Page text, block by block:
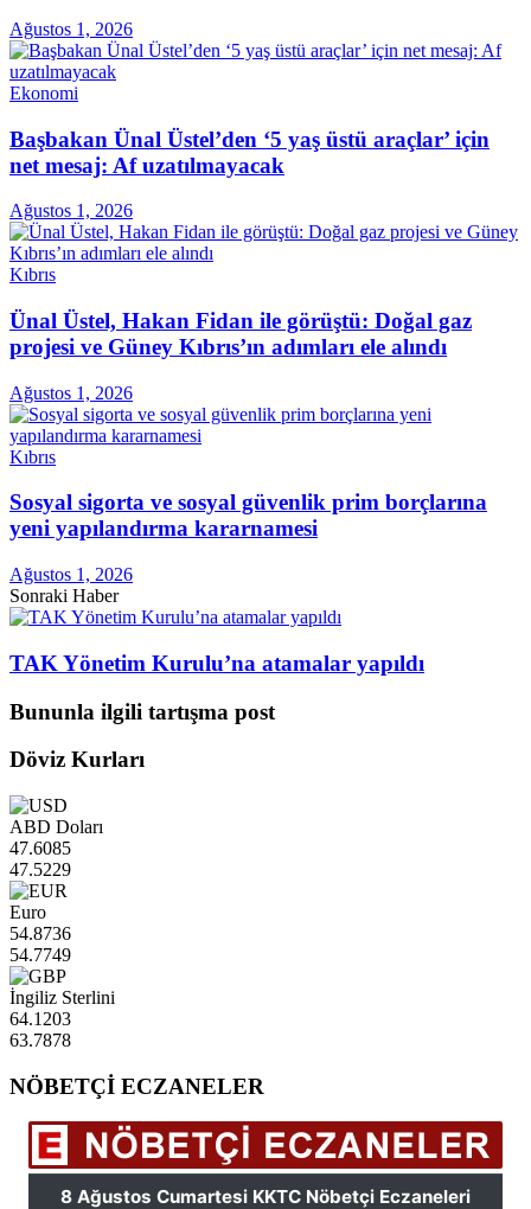
Ağustos 1, 2026
Ekonomi
Başbakan Ünal Üstel’den ‘5 yaş üstü araçlar’ için
net mesaj: Af uzatılmayacak
Ağustos 1, 2026
Kıbrıs
Ünal Üstel, Hakan Fidan ile görüştü: Doğal gaz
projesi ve Güney Kıbrıs’ın adımları ele alındı
Ağustos 1, 2026
Kıbrıs
Sosyal sigorta ve sosyal güvenlik prim borçlarına
yeni yapılandırma kararnamesi
Ağustos 1, 2026
Sonraki Haber
TAK Yönetim Kurulu’na atamalar yapıldı
Bununla ilgili tartışma post
Döviz Kurları
ABD Doları
47.6085
47.5229
Euro
54.8736
54.7749
İngiliz Sterlini
64.1203
63.7878
NÖBETÇİ ECZANELER